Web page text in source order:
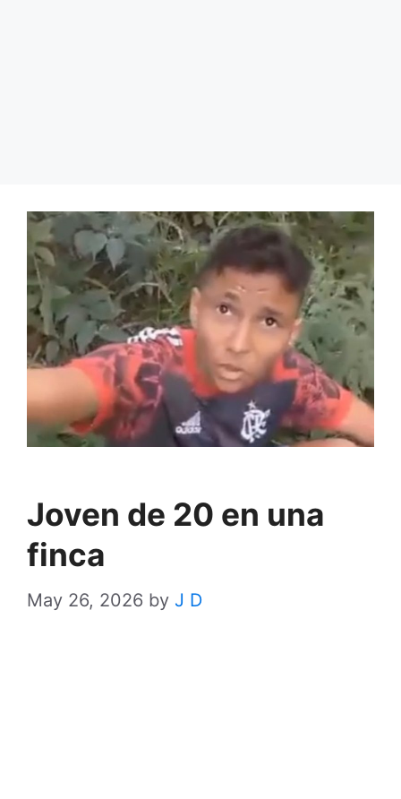
Joven de 20 en una
finca
May 26, 2026 by J D